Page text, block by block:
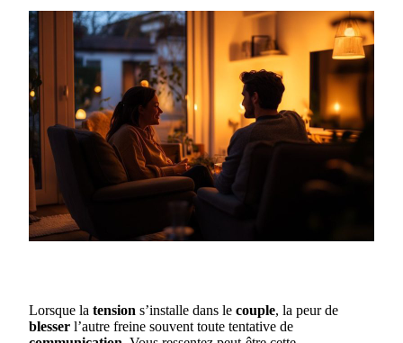
Lorsque la tension s’installe dans le couple, la peur de
blesser l’autre freine souvent toute tentative de